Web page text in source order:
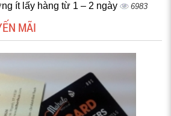
ít lấy hàng từ 1 – 2 ngày 6983
MÃI